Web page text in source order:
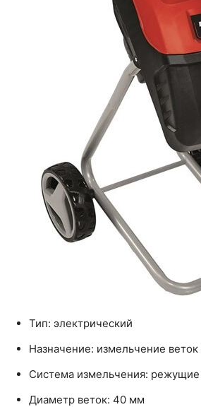
Тип: электрический
Назначение: измельчение веток
Система измельчения:
Диаметр веток: 40 мм